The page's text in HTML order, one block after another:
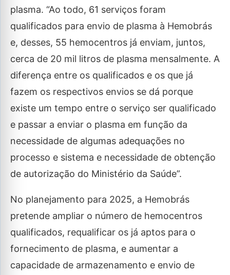
plasma. “Ao todo, 61 serviços foram
qualificados para envio de plasma à Hemobrás
e, desses, 55 hemocentros já enviam, juntos,
cerca de 20 mil litros de plasma mensalmente. A
diferença entre os qualificados e os que já
fazem os respectivos envios se dá porque
existe um tempo entre o serviço ser qualificado
e passar a enviar o plasma em função da
necessidade de algumas adequações no
processo e sistema e necessidade de obtenção
de autorização do Ministério da Saúde”.
No planejamento para 2025, a Hemobrás
pretende ampliar o número de hemocentros
qualificados, requalificar os já aptos para o
fornecimento de plasma, e aumentar a
capacidade de armazenamento e envio de